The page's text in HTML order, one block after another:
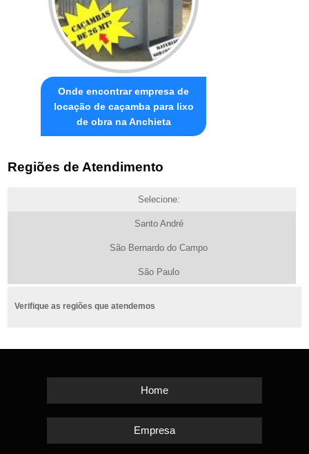
Onde encontrar empresa de
locação de caçamba para lixo
de obra na Anchieta
Regiões de Atendimento
Selecione:
Santo André
São Bernardo do Campo
São Paulo
Verifique as regiões que atendemos
Home
Empresa